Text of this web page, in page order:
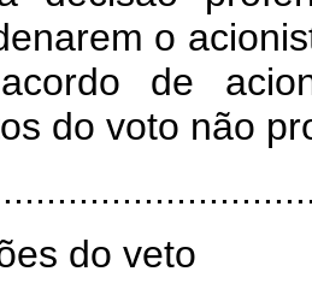
o
de
do voto não
do veto